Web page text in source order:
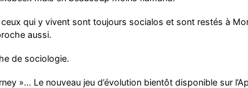
qui y vivent sont toujours socialos et sont restés à
aussi.
de sociologie.
»… Le nouveau jeu d’évolution bientôt disponible sur